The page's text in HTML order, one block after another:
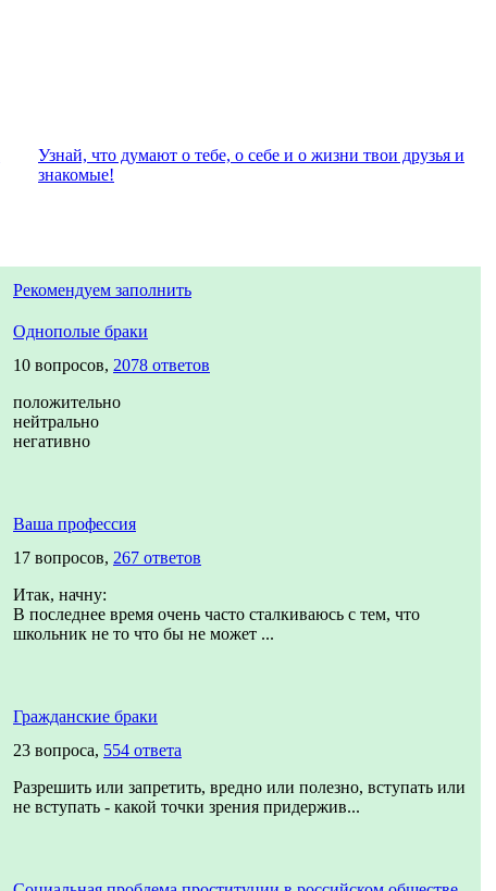
Узнай, что думают о тебе, о себе и о жизни твои друзья и
знакомые!
Рекомендуем заполнить
Однополые браки
10 вопросов, 2078 ответов
положительно
нейтрально
негативно
Ваша профессия
17 вопросов, 267 ответов
Итак, начну:
В последнее время очень часто сталкиваюсь с тем, что
школьник не то что бы не может ...
Гражданские браки
23 вопроса, 554 ответа
Разрешить или запретить, вредно или полезно, вступать или
не вступать - какой точки зрения придержив...